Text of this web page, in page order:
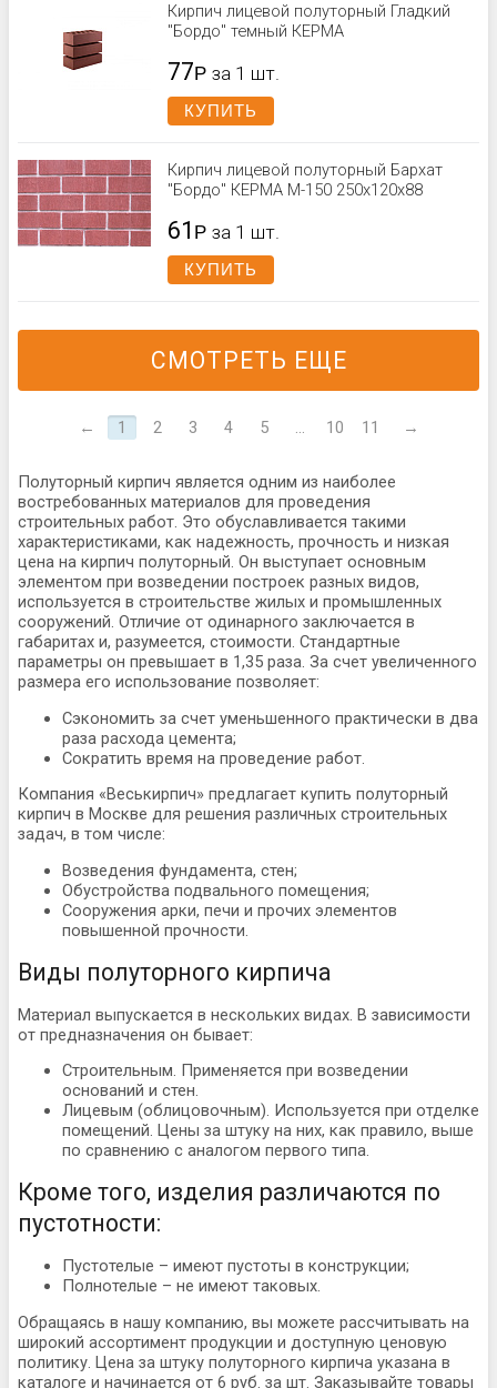
Кирпич лицевой полуторный Гладкий
"Бордо" темный КЕРМА
77Р за 1 шт.
КУПИТЬ
Кирпич лицевой полуторный Бархат
"Бордо" КЕРМА М-150 250x120x88
61 Р за 1 шт.
КУПИТЬ
СМОТРЕТЬ ЕЩЕ
← 1 2 3 4 5 ... 10 11 →
Полуторный кирпич является одним из наиболее
востребованных материалов для проведения
строительных работ. Это обуславливается такими
характеристиками, как надежность, прочность и низкая
цена на кирпич полуторный. Он выступает основным
элементом при возведении построек разных видов,
используется в строительстве жилых и промышленных
сооружений. Отличие от одинарного заключается в
габаритах и, разумеется, стоимости. Стандартные
параметры он превышает в 1,35 раза. За счет увеличенного
размера его использование позволяет:
Сэкономить за счет уменьшенного практически в два
раза расхода цемента;
Сократить время на проведение работ.
Компания «Веськирпич» предлагает купить полуторный
кирпич в Москве для решения различных строительных
задач, в том числе:
Возведения фундамента, стен;
Обустройства подвального помещения;
Сооружения арки, печи и прочих элементов
повышенной прочности.
Виды полуторного кирпича
Материал выпускается в нескольких видах. В зависимости
от предназначения он бывает:
Строительным. Применяется при возведении
оснований и стен.
Лицевым (облицовочным). Используется при отделке
помещений. Цены за штуку на них, как правило, выше
по сравнению с аналогом первого типа.
Кроме того, изделия различаются по
пустотности:
Пустотелые – имеют пустоты в конструкции;
Полнотелые – не имеют таковых.
Обращаясь в нашу компанию, вы можете рассчитывать на
широкий ассортимент продукции и доступную ценовую
политику. Цена за штуку полуторного кирпича указана в
каталоге и начинается от 6 руб. за шт. Заказывайте товары